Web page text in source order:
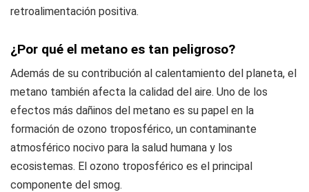
retroalimentación positiva.
¿Por qué el metano es tan peligroso?
Además de su contribución al calentamiento del planeta, el
metano también afecta la calidad del aire. Uno de los
efectos más dañinos del metano es su papel en la
formación de ozono troposférico, un contaminante
atmosférico nocivo para la salud humana y los
ecosistemas. El ozono troposférico es el principal
componente del smog.